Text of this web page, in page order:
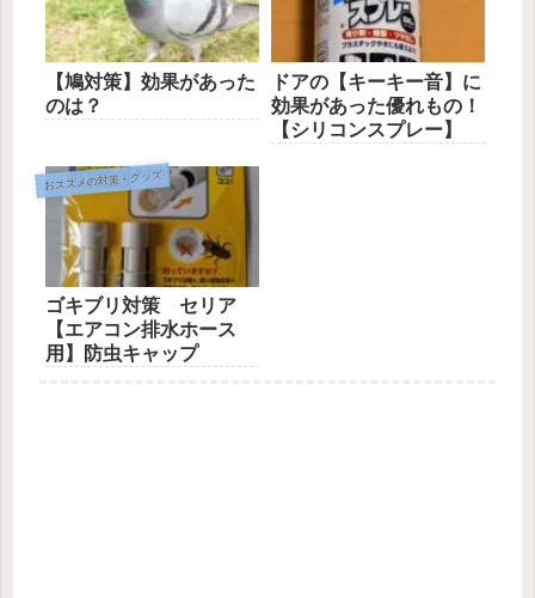
【鳩対策】効果があった
のは？
ドアの【キーキー音】に
効果があった優れもの！
【シリコンスプレー】
おススメの対策・グッズ
ゴキブリ対策 セリア
【エアコン排水ホース
用】防虫キャップ